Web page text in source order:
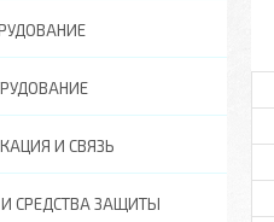
И СВЯЗЬ
СРЕДСТВА ЗАЩИТЫ